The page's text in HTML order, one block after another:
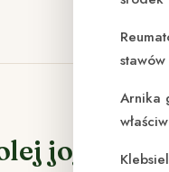
Arnika
jojoba